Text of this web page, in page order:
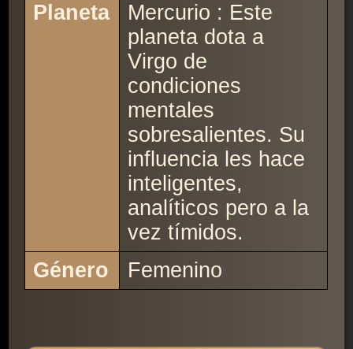
Planeta
Mercurio : Este
planeta dota a
Virgo de
condiciones
mentales
sobresalientes. Su
influencia les hace
inteligentes,
analíticos pero a la
vez tímidos.
Género
Femenino